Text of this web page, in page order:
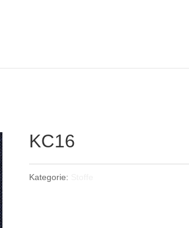
KC16
Kategorie: